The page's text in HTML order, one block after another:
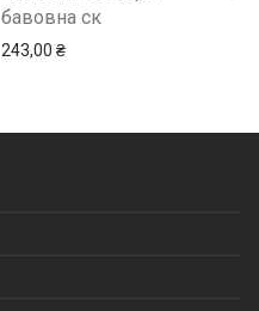
бавовна ск
243,00 ₴